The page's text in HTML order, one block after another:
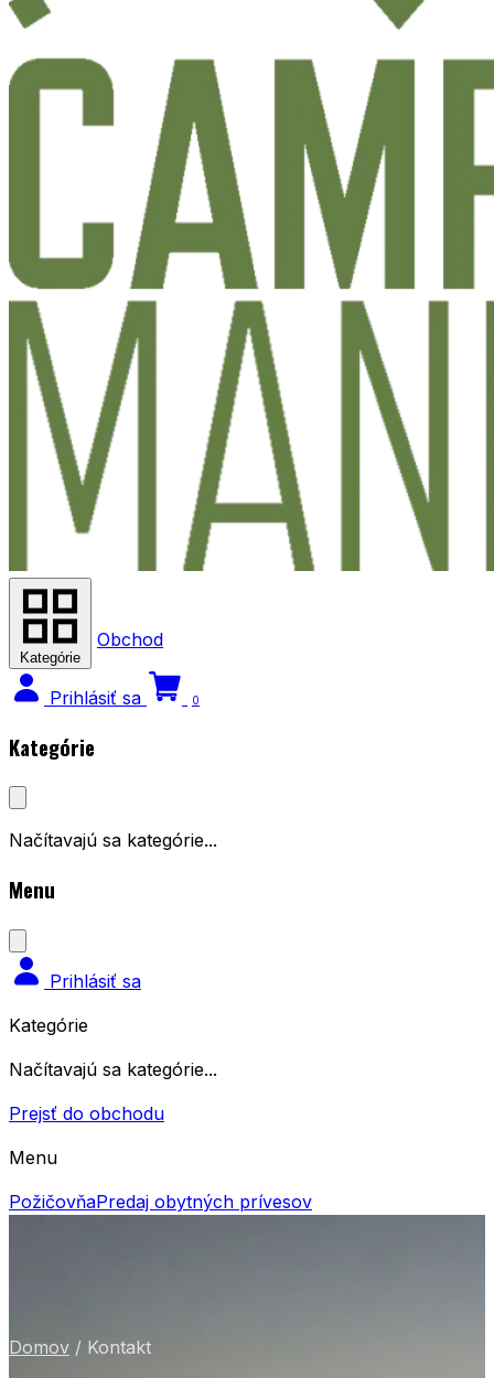
Kategórie
Obchod
Prihlásiť sa 0
Kategórie
Načítavajú sa kategórie...
Menu
Prihlásiť sa
Kategórie
Načítavajú sa kategórie...
Prejsť do obchodu
Menu
PožičovňaPredaj obytných prívesov
Domov / Kontakt